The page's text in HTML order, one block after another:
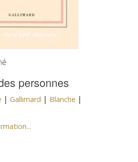
personnes
|Gallimard | Blanche |